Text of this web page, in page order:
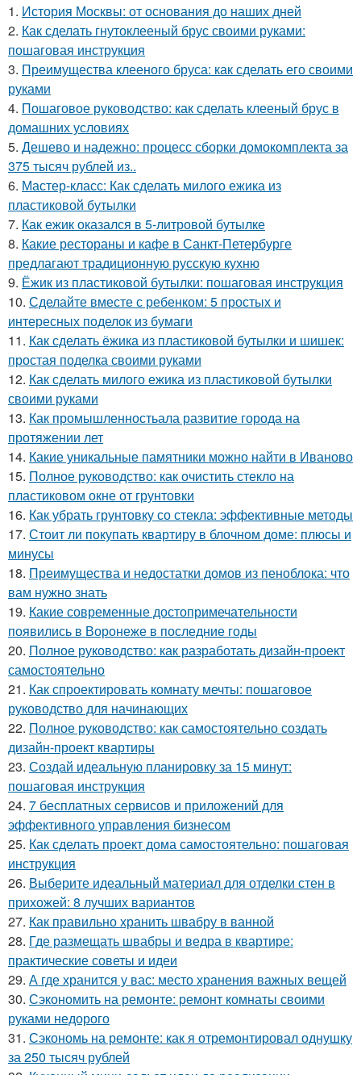
1. История Москвы: от основания до наших дней
2. Как сделать гнутоклееный брус своими руками:
пошаговая инструкция
3. Преимущества клееного бруса: как сделать его своими
руками
4. Пошаговое руководство: как сделать клееный брус в
домашних условиях
5. Дешево и надежно: процесс сборки домокомплекта за
375 тысяч рублей из..
6. Мастер-класс: Как сделать милого ежика из
пластиковой бутылки
7. Как ежик оказался в 5-литровой бутылке
8. Какие рестораны и кафе в Санкт-Петербурге
предлагают традиционную русскую кухню
9. Ёжик из пластиковой бутылки: пошаговая инструкция
10. Сделайте вместе с ребенком: 5 простых и
интересных поделок из бумаги
11. Как сделать ёжика из пластиковой бутылки и шишек:
простая поделка своими руками
12. Как сделать милого ежика из пластиковой бутылки
своими руками
13. Как промышленностьала развитие города на
протяжении лет
14. Какие уникальные памятники можно найти в Иваново
15. Полное руководство: как очистить стекло на
пластиковом окне от грунтовки
16. Как убрать грунтовку со стекла: эффективные методы
17. Стоит ли покупать квартиру в блочном доме: плюсы и
минусы
18. Преимущества и недостатки домов из пеноблока: что
вам нужно знать
19. Какие современные достопримечательности
появились в Воронеже в последние годы
20. Полное руководство: как разработать дизайн-проект
самостоятельно
21. Как спроектировать комнату мечты: пошаговое
руководство для начинающих
22. Полное руководство: как самостоятельно создать
дизайн-проект квартиры
23. Создай идеальную планировку за 15 минут:
пошаговая инструкция
24. 7 бесплатных сервисов и приложений для
эффективного управления бизнесом
25. Как сделать проект дома самостоятельно: пошаговая
инструкция
26. Выберите идеальный материал для отделки стен в
прихожей: 8 лучших вариантов
27. Как правильно хранить швабру в ванной
28. Где размещать швабры и ведра в квартире:
практические советы и идеи
29. А где хранится у вас: место хранения важных вещей
30. Сэкономить на ремонте: ремонт комнаты своими
руками недорого
31. Сэкономь на ремонте: как я отремонтировал однушку
за 250 тысяч рублей